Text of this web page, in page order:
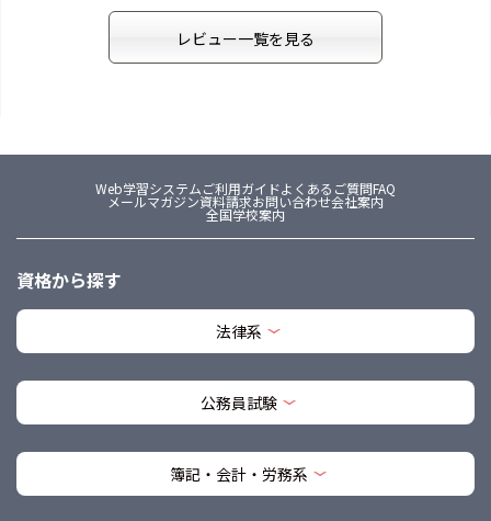
レビュー一覧を見る
Web学習システムご利用ガイドよくあるご質問FAQ
メールマガジン資料請求お問い合わせ会社案内
全国学校案内
資格から探す
法律系
公務員試験
簿記・会計・労務系